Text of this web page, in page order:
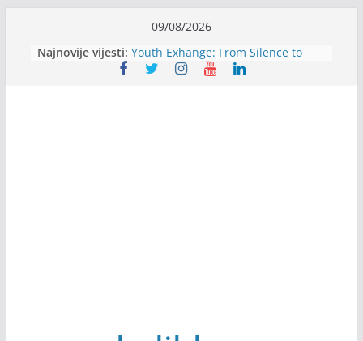
content
09/08/2026
Najnovije vijesti: Youth Exhange: From Silence to
Strength